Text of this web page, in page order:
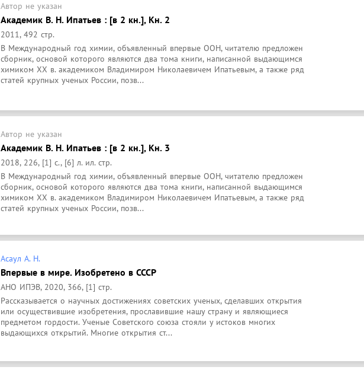
Автор не указан
Академик В. Н. Ипатьев : [в 2 кн.], Кн. 2
2011, 492 стр.
В Международный год химии, объявленный впервые ООН, читателю предложен
сборник, основой которого являются два тома книги, написанной выдающимся
химиком ХХ в. академиком Владимиром Николаевичем Ипатьевым, а также ряд
статей крупных ученых России, позв...
Автор не указан
Академик В. Н. Ипатьев : [в 2 кн.], Кн. 3
2018, 226, [1] с., [6] л. ил. стр.
В Международный год химии, объявленный впервые ООН, читателю предложен
сборник, основой которого являются два тома книги, написанной выдающимся
химиком ХХ в. академиком Владимиром Николаевичем Ипатьевым, а также ряд
статей крупных ученых России, позв...
Асаул А. Н.
Впервые в мире. Изобретено в СССР
АНО ИПЭВ, 2020, 366, [1] стр.
Рассказывается о научных достижениях советских ученых, сделавших открытия
или осуществившие изобретения, прославившие нашу страну и являющиеся
предметом гордости. Ученые Советского союза стояли у истоков многих
выдающихся открытий. Многие открытия ст...